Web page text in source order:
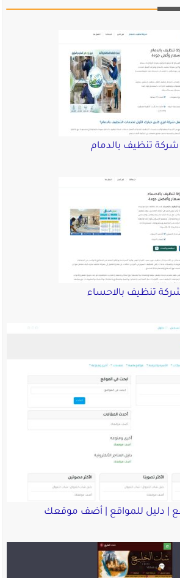
شركة تنظيف بالدمام
تنظيف بالاحساء
| دليل للمواقع | أضف موقعك